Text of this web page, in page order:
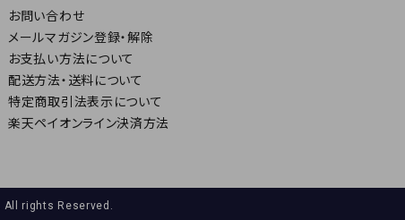
お問い合わせ
メールマガジン登録・解除
お支払い方法について
配送方法・送料について
特定商取引法表示について
楽天ペイオンライン決済方法
All rights Reserved.